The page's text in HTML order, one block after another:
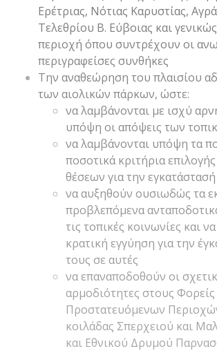
Ερέτριας, Νότιας Καρυστίας,
Τελεθρίου Β. Εύβοιας και
περιοχή όπου συντρέχουν οι
περιγραφείσες συνθήκες
Την αναθεώρηση του πλαισίου
των αιολικών πάρκων, ώστε:
να λαμβάνονται με ισχύ
υπόψη οι απόψεις των
να λαμβάνονται υπόψη τα
ποσοτικά κριτήρια
θέσεων για την
να αυξηθούν ουσιωδώς τα
προβλεπόμενα
τις τοπικές κοινωνίες και
κρατική εγγύηση για την
τους σε αυτές
να επαναποδοθούν οι
αρμοδιότητες στους Φορείς
Προστατευόμενων
κοιλάδας Σπερχειού και
και Εθνικού Δρυμού